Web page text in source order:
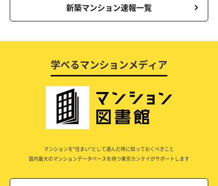
新築マンション速報一覧
学べるマンションメディア
マンションを”住まい”として選んだ時に知っておくべきこと
国内最大のマンションデータベースを持つ東京カンテイがサポートします